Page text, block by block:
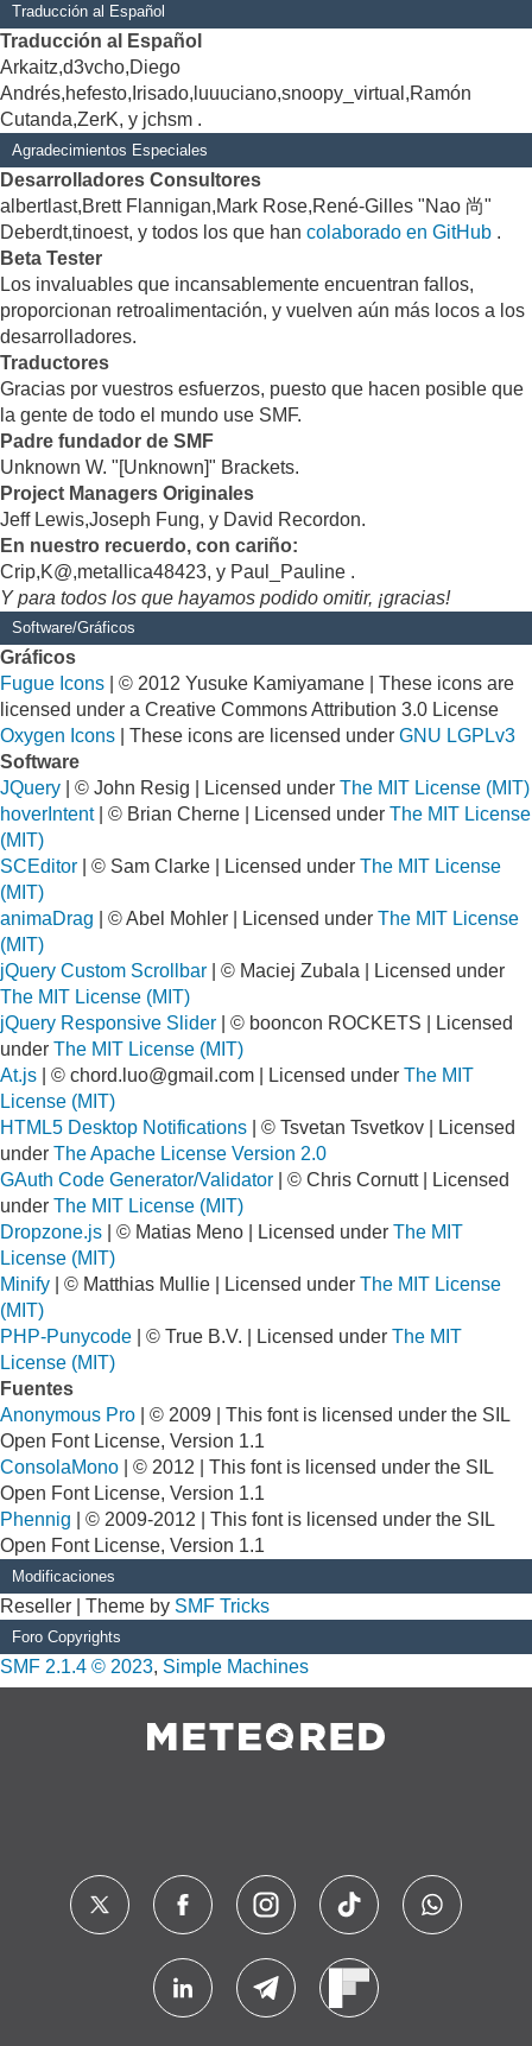
Traducción al Español
Traducción al Español
Arkaitz,d3vcho,Diego
Andrés,hefesto,Irisado,luuuciano,snoopy_virtual,Ramón
Cutanda,ZerK, y jchsm .
Agradecimientos Especiales
Desarrolladores Consultores
albertlast,Brett Flannigan,Mark Rose,René-Gilles "Nao 尚"
Deberdt,tinoest, y todos los que han colaborado en GitHub .
Beta Tester
Los invaluables que incansablemente encuentran fallos,
proporcionan retroalimentación, y vuelven aún más locos a los
desarrolladores.
Traductores
Gracias por vuestros esfuerzos, puesto que hacen posible que
la gente de todo el mundo use SMF.
Padre fundador de SMF
Unknown W. "[Unknown]" Brackets.
Project Managers Originales
Jeff Lewis,Joseph Fung, y David Recordon.
En nuestro recuerdo, con cariño:
Crip,K@,metallica48423, y Paul_Pauline .
Y para todos los que hayamos podido omitir, ¡gracias!
Software/Gráficos
Gráficos
Fugue Icons | © 2012 Yusuke Kamiyamane | These icons are
licensed under a Creative Commons Attribution 3.0 License
Oxygen Icons | These icons are licensed under GNU LGPLv3
Software
JQuery | © John Resig | Licensed under The MIT License (MIT)
hoverIntent| © Brian Cherne | Licensed under The MIT License
(MIT)
SCEditor | © Sam Clarke | Licensed under The MIT License
(MIT)
animaDrag | © Abel Mohler | Licensed under The MIT License
(MIT)
jQuery Custom Scrollbar | © Maciej Zubala | Licensed under
The MIT License (MIT)
jQuery Responsive Slider | © booncon ROCKETS | Licensed
under The MIT License (MIT)
At.js | © chord.luo@gmail.com | Licensed under The MIT
License (MIT)
HTML5 Desktop Notifications | © Tsvetan Tsvetkov | Licensed
under The Apache License Version 2.0
GAuth Code Generator/Validator | © Chris Cornutt | Licensed
under The MIT License (MIT)
Dropzone.js | © Matias Meno | Licensed under The MIT
License (MIT)
Minify | © Matthias Mullie | Licensed under The MIT License
(MIT)
PHP-Punycode | © True B.V. | Licensed under The MIT
License (MIT)
Fuentes
Anonymous Pro | © 2009 | This font is licensed under the SIL
Open Font License, Version 1.1
ConsolaMono | © 2012 | This font is licensed under the SIL
Open Font License, Version 1.1
Phennig | © 2009-2012 | This font is licensed under the SIL
Open Font License, Version 1.1
Modificaciones
Reseller | Theme by SMF Tricks
Foro Copyrights
SMF 2.1.4 © 2023, Simple Machines